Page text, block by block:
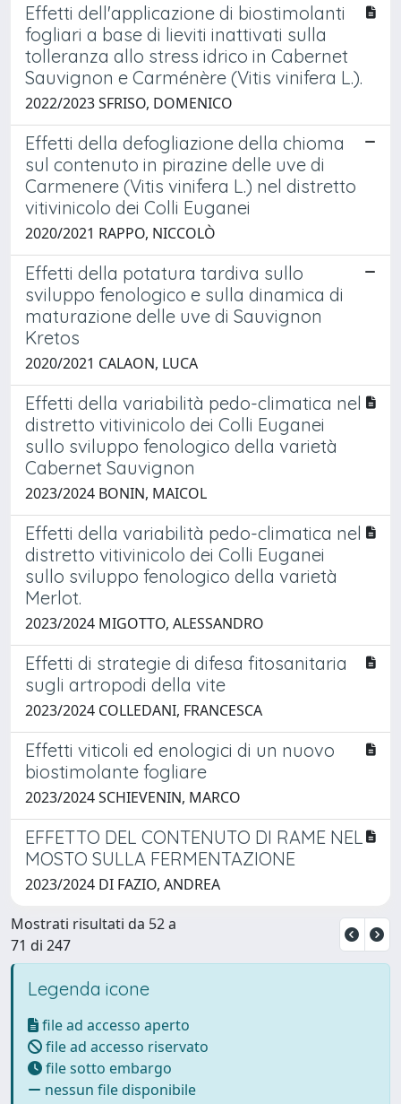
Effetti dell'applicazione di biostimolanti
fogliari a base di lieviti inattivati sulla
tolleranza allo stress idrico in Cabernet
Sauvignon e Carménère (Vitis vinifera L.).
2022/2023 SFRISO, DOMENICO
Effetti della defogliazione della chioma
sul contenuto in pirazine delle uve di
Carmenere (Vitis vinifera L.) nel distretto
vitivinicolo dei Colli Euganei
2020/2021 RAPPO, NICCOLÒ
Effetti della potatura tardiva sullo
sviluppo fenologico e sulla dinamica di
maturazione delle uve di Sauvignon
Kretos
2020/2021 CALAON, LUCA
Effetti della variabilità pedo-climatica nel
distretto vitivinicolo dei Colli Euganei
sullo sviluppo fenologico della varietà
Cabernet Sauvignon
2023/2024 BONIN, MAICOL
Effetti della variabilità pedo-climatica nel
distretto vitivinicolo dei Colli Euganei
sullo sviluppo fenologico della varietà
Merlot.
2023/2024 MIGOTTO, ALESSANDRO
Effetti di strategie di difesa fitosanitaria
sugli artropodi della vite
2023/2024 COLLEDANI, FRANCESCA
Effetti viticoli ed enologici di un nuovo
biostimolante fogliare
2023/2024 SCHIEVENIN, MARCO
EFFETTO DEL CONTENUTO DI RAME NEL
MOSTO SULLA FERMENTAZIONE
2023/2024 DI FAZIO, ANDREA
Mostrati risultati da 52 a
71 di 247
Legenda icone
file ad accesso aperto
file ad accesso riservato
file sotto embargo
nessun file disponibile